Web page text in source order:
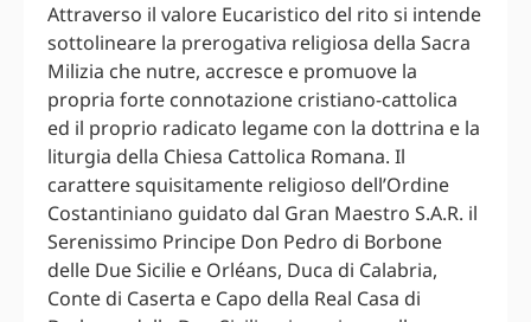
Attraverso il valore Eucaristico del rito si intende
sottolineare la prerogativa religiosa della Sacra
Milizia che nutre, accresce e promuove la
propria forte connotazione cristiano-cattolica
ed il proprio radicato legame con la dottrina e la
liturgia della Chiesa Cattolica Romana. Il
carattere squisitamente religioso dell’Ordine
Costantiniano guidato dal Gran Maestro S.A.R. il
Serenissimo Principe Don Pedro di Borbone
delle Due Sicilie e Orléans, Duca di Calabria,
Conte di Caserta e Capo della Real Casa di